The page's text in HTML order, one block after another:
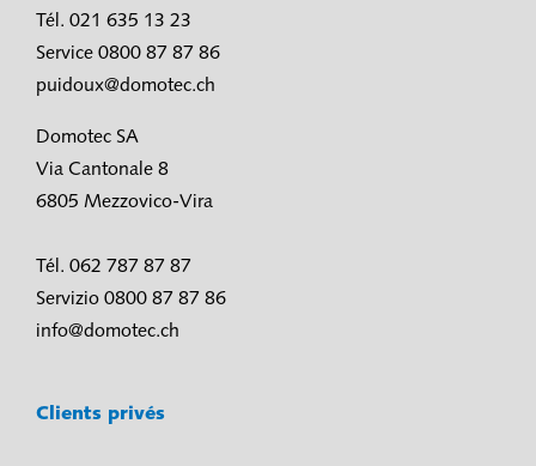
Tél. 021 635 13 23
Service 0800 87 87 86
puidoux@domotec.ch
Domotec SA
Via Cantonale 8
6805 Mezzovico-Vira
Tél. 062 787 87 87
Servizio 0800 87 87 86
info@domotec.ch
Clients privés